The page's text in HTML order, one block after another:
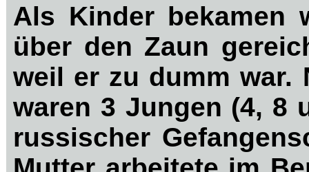
Als Kinder bekamen
über den Zaun
weil er zu dumm war.
waren 3 Jungen (4, 8
russischer